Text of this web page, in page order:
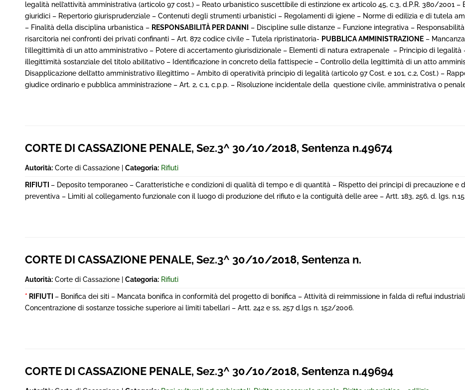
legalità nell’attività amministrativa (articolo 97 cost.) – Reato urbanistico suscettibile di estinzione ex articolo 45, c.3, d.P.R. 380/2001 –
giuridici – Repertorio giurisprudenziale – Contenuti degli strumenti urbanistici – Regolamenti di igiene – Norme di edilizia e di tutela
– Finalità della disciplina urbanistica – RESPONSABILITÀ PER DANNI
– Discipline sulle distanze – Funzione integrativa – Responsabilità
risarcitoria nei confronti dei privati confinanti – Art. 872 codice civile – Tutela ripristinatoria- PUBBLICA AMMINISTRAZIONE –
l’illegittimità di un atto amministrativo – Potere di accertamento giurisdizionale – Elementi di natura extrapenale – Principio di legalità
illegittimità sostanziale del titolo abilitativo – Identificazione in concreto della fattispecie – Controllo della legittimità di un atto
Disapplicazione dell’atto amministrativo illegittimo – Ambito di operatività principio di legalità (articolo 97 Cost. e 101, c.2, Cost.) –
giudice ordinario e pubblica amministrazione – Art. 2, c.1, c.p.p. – Risoluzione incidentale della questione civile, amministrativa o
CORTE DI CASSAZIONE PENALE, Sez.3^ 30/10/2018, Sentenza n.49674
Autorità: Corte di Cassazione | Categoria: Rifiuti
RIFIUTI – Deposito temporaneo – Caratteristiche e condizioni di qualità di tempo e di quantità – Rispetto dei principi di precauzione e
preventiva – Limiti al collegamento funzionale con il luogo di produzione del rifiuto e la contiguità delle aree – Artt. 183, 256, d. lgs.
CORTE DI CASSAZIONE PENALE, Sez.3^ 30/10/2018, Sentenza n.
Autorità: Corte di Cassazione | Categoria: Rifiuti
* RIFIUTI – Bonifica dei siti – Mancata bonifica in conformità del progetto di bonifica – Attività di reimmissione in falda di reflui
Concentrazione di sostanze tossiche superiore ai limiti tabellari – Artt. 242 e ss, 257 d.lgs n. 152/2006.
CORTE DI CASSAZIONE PENALE, Sez.3^ 30/10/2018, Sentenza n.49694